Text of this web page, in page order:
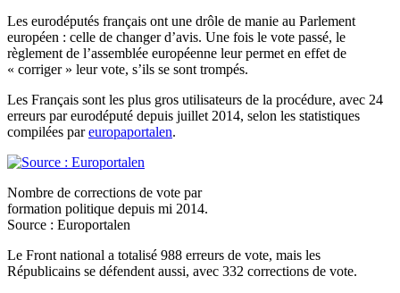
Les eurodéputés français ont une drôle de manie au Parlement
européen : celle de changer d’avis. Une fois le vote passé, le
règlement de l’assemblée européenne leur permet en effet de
« corriger » leur vote, s’ils se sont trompés.
Les Français sont les plus gros utilisateurs de la procédure, avec 24
erreurs par eurodéputé depuis juillet 2014, selon les statistiques
compilées pareuropaportalen.
Nombre de corrections de vote par
formation politique depuis mi 2014.
Source : Europortalen
Le Front national a totalisé 988 erreurs de vote, mais les
Républicains se défendent aussi, avec 332 corrections de vote.